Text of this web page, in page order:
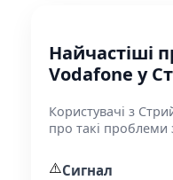
Найчастіші
Vodafone у
Користувачі з
про такі проблеми
⚠️Сигнал